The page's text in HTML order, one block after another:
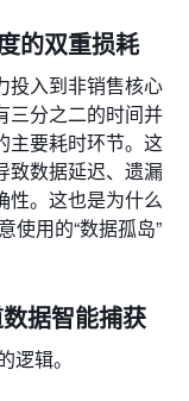
的双重损耗
投入到非销售核心
三分之二的时间并
主要耗时环节。这
致数据延迟、遗漏
性。这也是为什么
使用的“数据孤岛”
据智能捕获
辑。